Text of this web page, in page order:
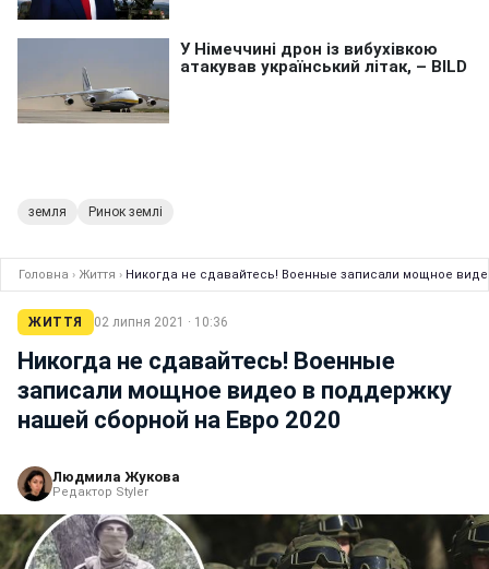
земля Ринок землі
Головна › Життя › Никогда не сдавайтесь! Военные записали мощное
ЖИТТЯ 02 липня 2021 · 10:36
Никогда не сдавайтесь! Военные
записали мощное видео в поддержку
нашей сборной на Евро 2020
Людмила Жукова
Редактор Styler